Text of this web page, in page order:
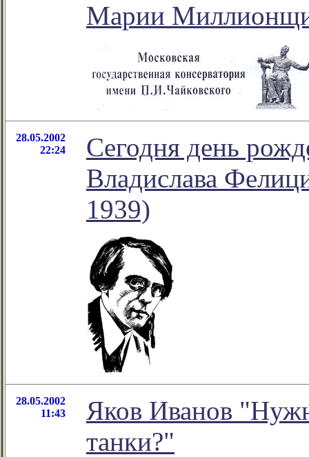
Марии
28.05.2002
22:24
Сегодня день
Владислава
1939)
28.05.2002
11:43
Яков Иванов
танки?"